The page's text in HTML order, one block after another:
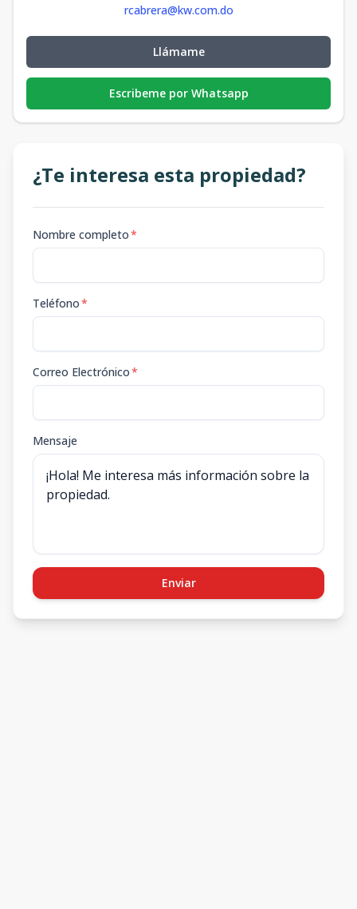
rcabrera@kw.com.do
Llámame
Escribeme por Whatsapp
¿Te interesa esta propiedad?
Nombre completo*
Teléfono*
Correo Electrónico*
Mensaje
Enviar